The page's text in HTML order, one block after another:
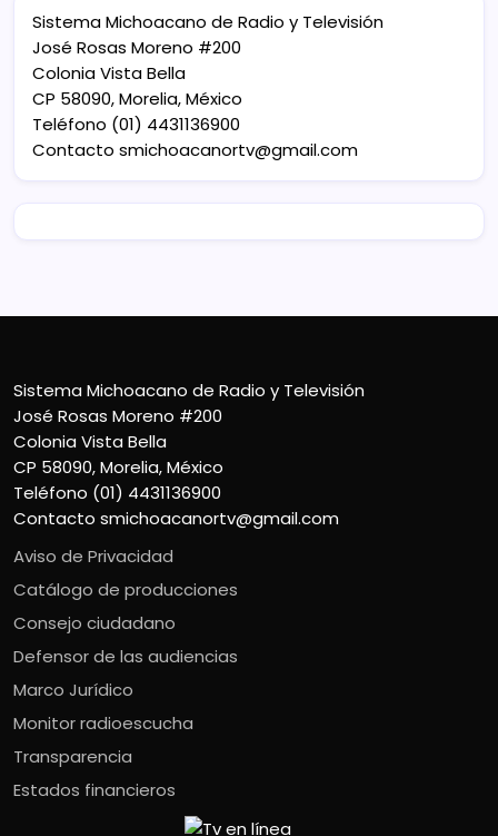
Sistema Michoacano de Radio y Televisión
José Rosas Moreno #200
Colonia Vista Bella
CP 58090, Morelia, México
Teléfono (01) 4431136900
Contacto smichoacanortv@gmail.com
Sistema Michoacano de Radio y Televisión
José Rosas Moreno #200
Colonia Vista Bella
CP 58090, Morelia, México
Teléfono (01) 4431136900
Contacto smichoacanortv@gmail.com
Aviso de Privacidad
Catálogo de producciones
Consejo ciudadano
Defensor de las audiencias
Marco Jurídico
Monitor radioescucha
Transparencia
Estados financieros